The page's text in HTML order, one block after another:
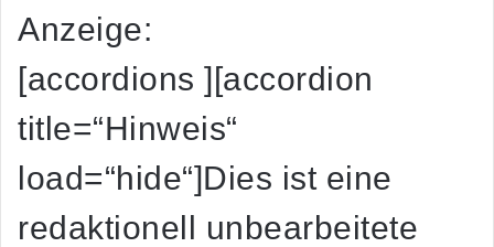
Anzeige:
[accordions ][accordion
title=“Hinweis“
load=“hide“]Dies ist eine
redaktionell unbearbeitete